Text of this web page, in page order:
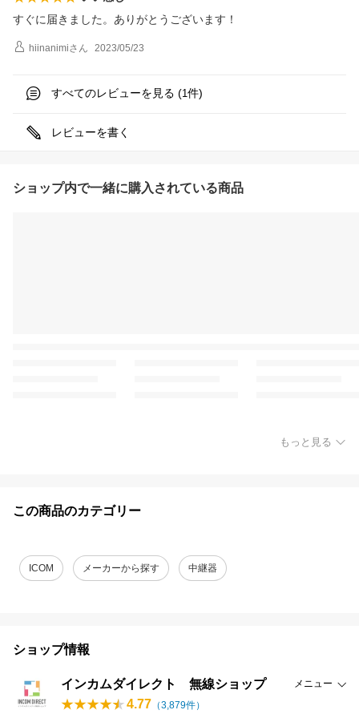
すぐに届きました。ありがとうございます！
hiinanimiさん 2023/05/23
すべてのレビューを見る (1件)
レビューを書く
ショップ内で一緒に購入されている商品
もっと見る
この商品のカテゴリー
ICOM メーカーから探す 中継器
ショップ情報
インカムダイレクト 無線ショップ メニュー
4.77 （3,879件）